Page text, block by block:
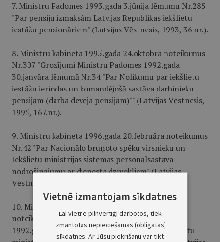
7. Ministru Padomes 1993.gada 3.jūnija lēmumu Nr.285
"Par pensiju izmaksām Latvijas Republikas iekšlietu
iestāžu pensionāriem" (Latvijas Vēstnesis, 1993, 36.nr.).
8. Ministru kabineta 1995.gada 24.oktobra noteikumus
Nr.307 "Grozījumi Ministru Padomes 1992.gada
30.janvāra lēmumā Nr.34 "Par Nolikumu par iekšlietu
iestāžu ierindas un komandējošā sastāva darbinieku
pensijām (darba devēja pensijām)"" (Latvijas Vēstnesis,
1995, 167.nr.).
9. Ministru kabineta 1996.gada 20.februāra noteikumus
Nr.42 "Par Nacionālo bruņoto spēku virsnieku un
Iekšlietu ministrijas sistēmas personālsastāva
nodrošinājumu ar dienesta dzīvokļiem" (Latvijas
Vēstnesis, 1996, 35.nr.).
10. Ministru kabineta 1996.gada 17.septembra
noteikumus Nr.356 "Grozījums Ministru Padomes
1992.gada 12.augusta lēmumā Nr.322 "Par Iekšlietu
Vietnē izmantojam sīkdatnes
Lai vietne pilnvērtīgi darbotos, tiek
izmantotas nepieciešamās (obligātās)
sīkdatnes. Ar Jūsu piekrišanu var tikt